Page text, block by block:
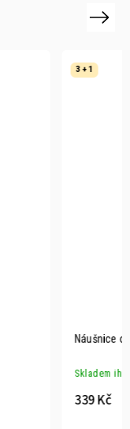
3 + 1
Náušnice
Skladem
339 Kč
Next